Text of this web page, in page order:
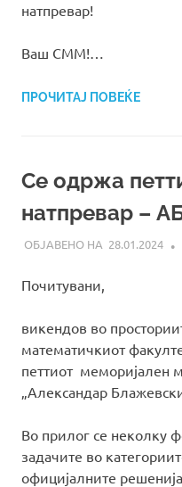
натпревар!
Ваш СММ!…
ПРОЧИТАЈ ПОВЕЌЕ
Се одржа
натпревар –
28.01.2024
Почитувани,
викендов во
математичкиот
петтиот меморијален
„Александар
Во прилог се неколку
задачите во
официјалните